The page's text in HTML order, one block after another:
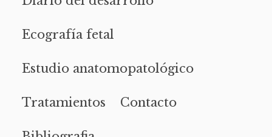
Ecografía fetal
Estudio anatomopatológico
Tratamientos Contacto